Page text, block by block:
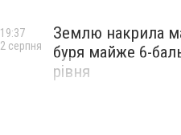
Землю накрила
буря майже 6-
рівня
19:37
2 серпня